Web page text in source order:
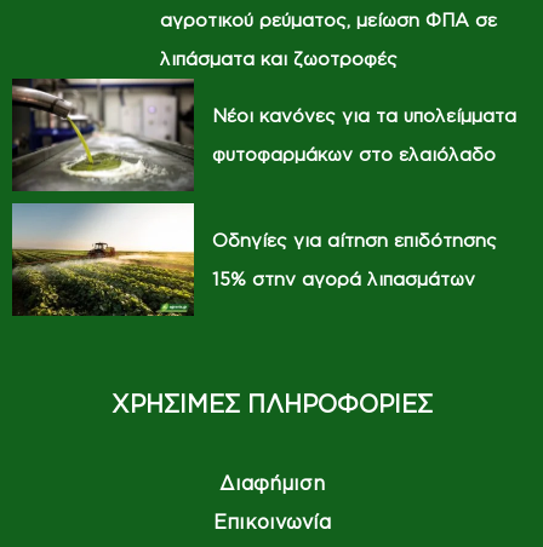
αγροτικού ρεύματος, μείωση ΦΠΑ σε
λιπάσματα και ζωοτροφές
Νέοι κανόνες για τα υπολείμματα
φυτοφαρμάκων στο ελαιόλαδο
Οδηγίες για αίτηση επιδότησης
15% στην αγορά λιπασμάτων
ΧΡΗΣΙΜΕΣ ΠΛΗΡΟΦΟΡΙΕΣ
Διαφήμιση
Επικοινωνία